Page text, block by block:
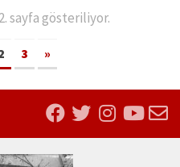
sayfa gösteriliyor.
3 »